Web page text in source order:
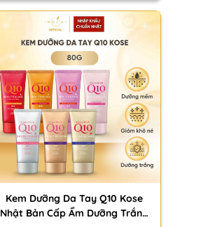
Kem Dưỡng Da Tay Q10 Kose
Nhật Bản Cấp Ẩm Dưỡng Trắng